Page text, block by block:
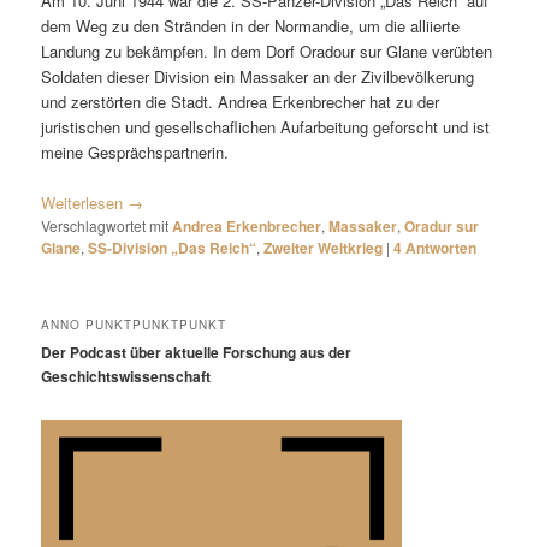
dem Weg zu den Stränden in der Normandie, um die alliierte
Landung zu bekämpfen. In dem Dorf Oradour sur Glane verübten
Soldaten dieser Division ein Massaker an der Zivilbevölkerung
und zerstörten die Stadt. Andrea Erkenbrecher hat zu der
juristischen und gesellschaflichen Aufarbeitung geforscht und ist
meine Gesprächspartnerin.
Weiterlesen →
Verschlagwortet mitAndrea Erkenbrecher,Massaker,Oradur sur
Glane,SS-Division „Das Reich“,Zweiter Weltkrieg |4Antworten
ANNO PUNKTPUNKTPUNKT
Der Podcast über aktuelle Forschung aus der
Geschichtswissenschaft